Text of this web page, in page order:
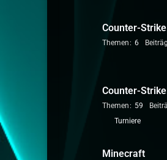
t
r
r
e
Counter-
Themen 6
Counter-
Themen 59
t
Turniere
Minecraft